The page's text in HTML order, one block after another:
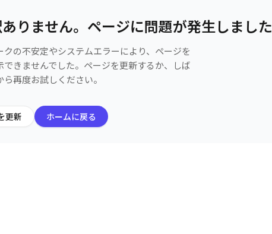
りません。ページに問題が発生しました
クの不安定やシステムエラーにより、ページを
できませんでした。ページを更新するか、しば
ら再度お試しください。
更新 ホームに戻る